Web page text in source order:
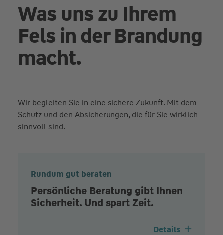
Was uns zu Ihrem
Fels in der Brandung
macht.
Wir begleiten Sie in eine sichere Zukunft. Mit dem
Schutz und den Absicherungen, die für Sie wirklich
sinnvoll sind.
Rundum gut beraten
Persönliche Beratung gibt Ihnen
Sicherheit. Und spart Zeit.
Details